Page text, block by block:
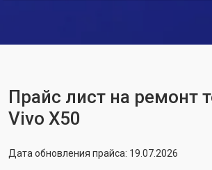
Прайс лист на ремонт
Vivo X50
Дата обновления прайса: 19.07.2026